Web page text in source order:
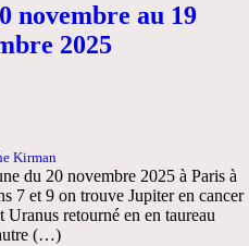
novembre au 19
2025
Kirman
du 20 novembre 2025 à Paris à
7 et 9 on trouve Jupiter en cancer
Uranus retourné en en taureau
(…)